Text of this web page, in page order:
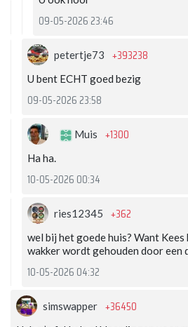
09-05-2026 23:46
petertje73 +393238
U bent ECHT goed bezig
09-05-2026 23:58
Muis +1300
Ha ha.
10-05-2026 00:34
ries12345 +362
wel bij het goede huis? Want
wakker wordt gehouden door een
10-05-2026 04:32
simswapper +36450